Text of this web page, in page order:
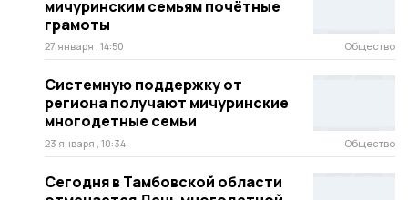
мичуринским семьям почётные
грамоты
27 января , 14:50 Общество
Системную поддержку от
региона получают мичуринские
многодетные семьи
23 января , 10:34 Общество
Сегодня в Тамбовской области